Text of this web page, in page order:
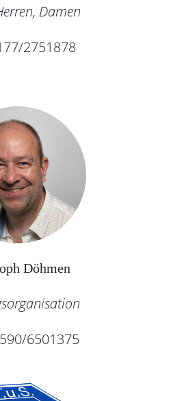
Damen
2751878
Döhmen
6501375